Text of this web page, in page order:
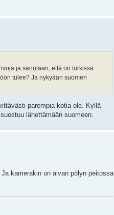
ja sanotaan, että on turkissa
tulee? Ja nykyään suomen
parempia kotia ole. Kyllä
lähettämään suomeen.
kamerakin on aivan pölyn peitossa